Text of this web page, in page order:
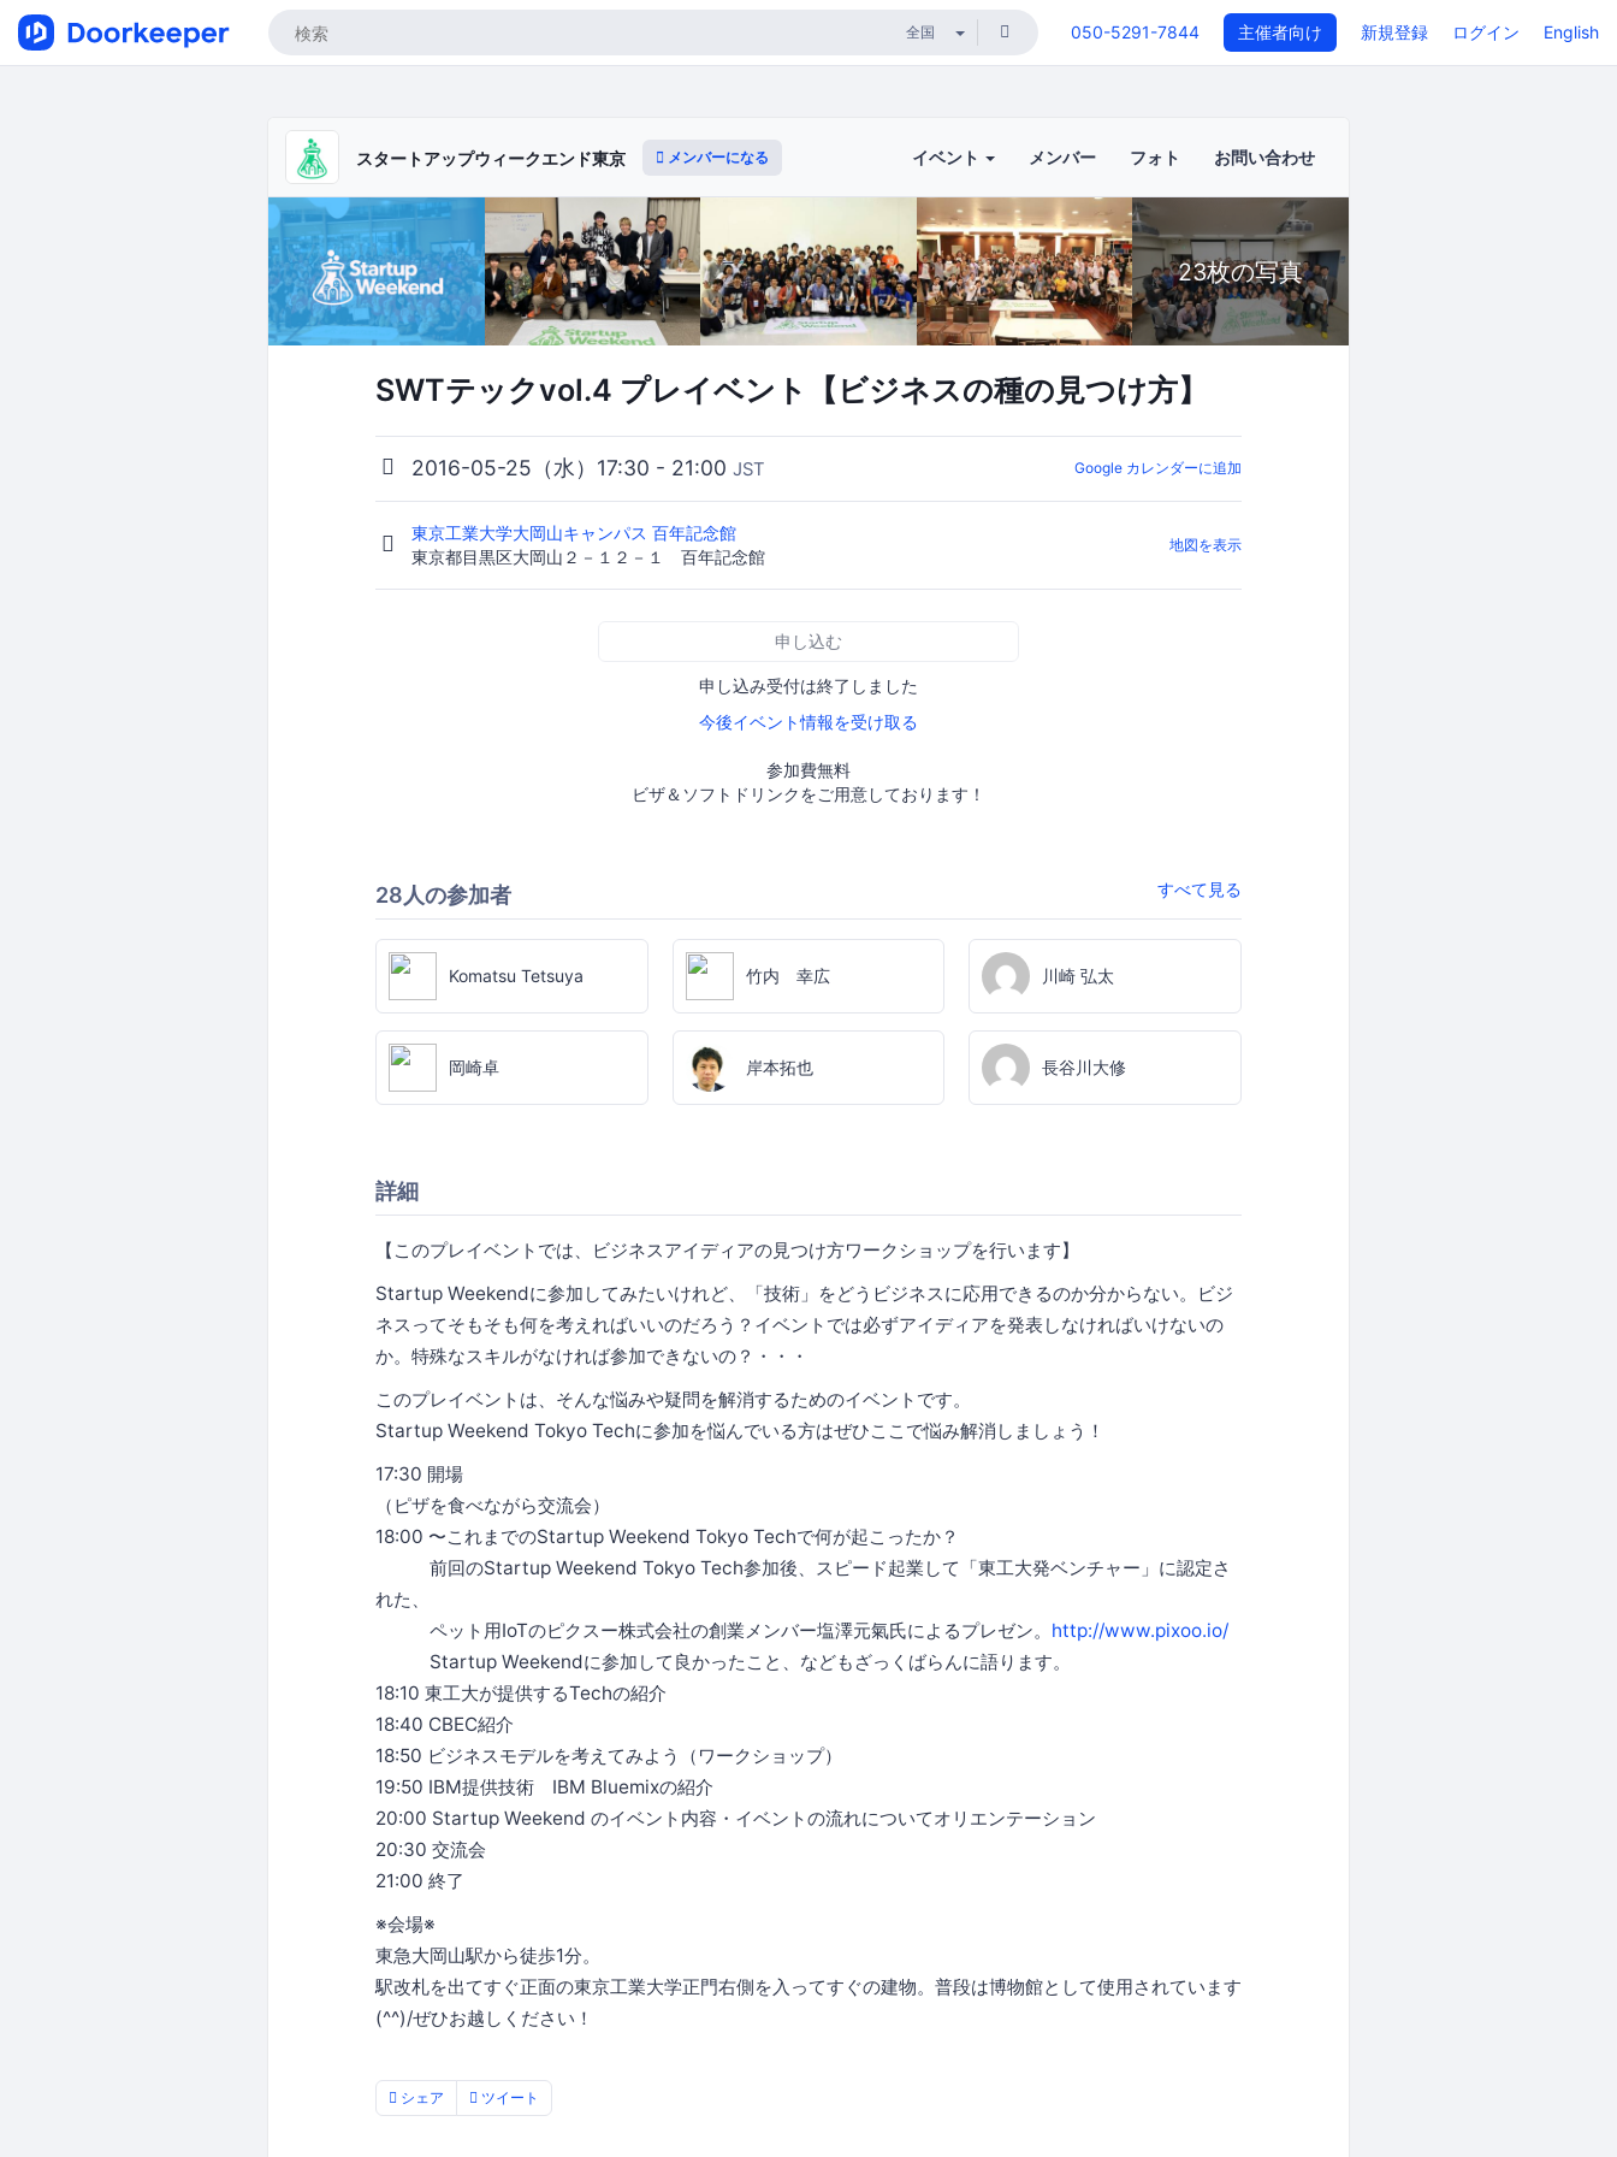
050-5291-7844 主催者向け 新規登録 ログイン English
スタートアップウィークエンド東京 メンバーになる イベント メンバー フォト お問い合わせ
23枚の写真
SWTテックvol.4 プレイベント【ビジネスの種の見つけ方】
2016-05-25（水）17:30 - 21:00 JST Google カレンダーに追加
東京工業大学大岡山キャンパス 百年記念館
東京都目黒区大岡山２－１２－１ 百年記念館
地図を表示
申し込む
申し込み受付は終了しました
今後イベント情報を受け取る
参加費無料
ビザ＆ソフトドリンクをご用意しております！
28人の参加者 すべて見る
Komatsu Tetsuya 竹内 幸広 川崎 弘太
岡崎卓 岸本拓也 長谷川大修
詳細
【このプレイベントでは、ビジネスアイディアの見つけ方ワークショップを行います】
Startup Weekendに参加してみたいけれど、「技術」をどうビジネスに応用できるのか分からない。ビジ
ネスってそもそも何を考えればいいのだろう？イベントでは必ずアイディアを発表しなければいけないの
か。特殊なスキルがなければ参加できないの？・・・
このプレイベントは、そんな悩みや疑問を解消するためのイベントです。
Startup Weekend Tokyo Techに参加を悩んでいる方はぜひここで悩み解消しましょう！
17:30 開場
（ピザを食べながら交流会）
18:00 〜これまでのStartup Weekend Tokyo Techで何が起こったか？
前回のStartup Weekend Tokyo Tech参加後、スピード起業して「東工大発ベンチャー」に認定さ
れた、
ペット用IoTのピクスー株式会社の創業メンバー塩澤元氣氏によるプレゼン。 http://www.pixoo.io/
Startup Weekendに参加して良かったこと、などもざっくばらんに語ります。
18:10 東工大が提供するTechの紹介
18:40 CBEC紹介
18:50 ビジネスモデルを考えてみよう（ワークショップ）
19:50 IBM提供技術 IBM Bluemixの紹介
20:00 Startup Weekend のイベント内容・イベントの流れについてオリエンテーション
20:30 交流会
21:00 終了
※会場※
東急大岡山駅から徒歩1分。
駅改札を出てすぐ正面の東京工業大学正門右側を入ってすぐの建物。普段は博物館として使用されています
(^^)/ぜひお越しください！
シェア ツイート